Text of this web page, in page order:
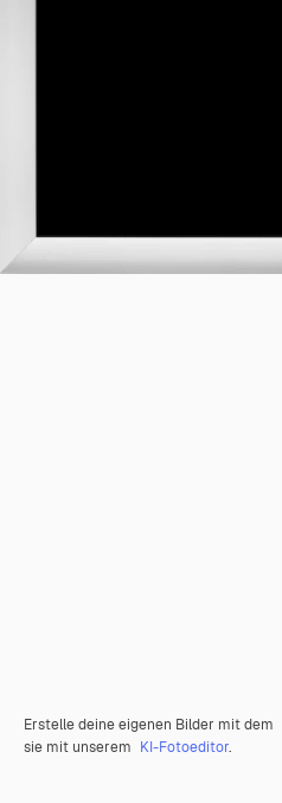
Erstelle deine eigenen Bilder mit dem
sie mit unserem KI-Fotoeditor.